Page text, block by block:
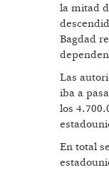
la mitad
Bagdad
Las
iba a
los
En total